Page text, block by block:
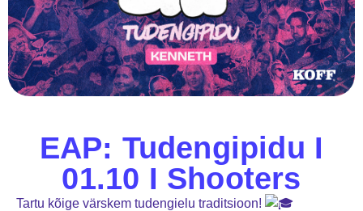
EAP: Tudengipidu I
01.10 I Shooters
Tartu kõige värskem tudengielu traditsioon!